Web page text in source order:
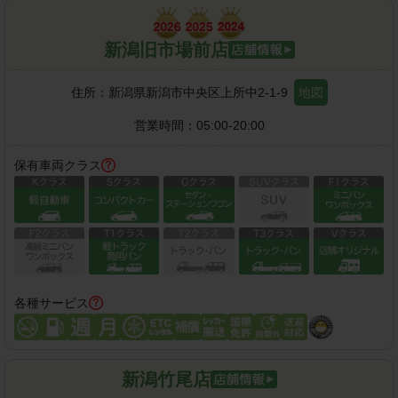
新潟旧市場前店
住所： 新潟県新潟市中央区上所中2-1-9 地図
営業時間： 05:00-20:00
保有車両クラス
各種サービス
新潟竹尾店